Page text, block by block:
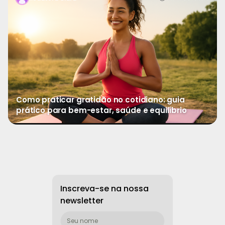
Como praticar gratidão no cotidiano: guia
prático para bem-estar, saúde e equilíbrio
Ver mais→
Inscreva-se na nossa
newsletter